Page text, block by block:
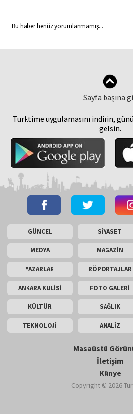
Bu haber henüz yorumlanmamış...
Sayfa başına
Turktime uygulamasını indirin,
gelsin.
GÜNCEL SİYASET
MEDYA MAGAZİN
YAZARLAR RÖPORTAJLAR
ANKARA KULİSİ FOTO GALERİ
KÜLTÜR SAĞLIK
TEKNOLOJİ ANALİZ
Masaüstü
İletişim
Künye
Copyright © 2026